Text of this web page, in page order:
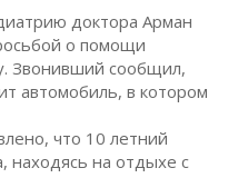
доктора Арман
о помощи
Звонивший сообщил,
автомобиль, в котором
что 10 летний
находясь на отдыхе с